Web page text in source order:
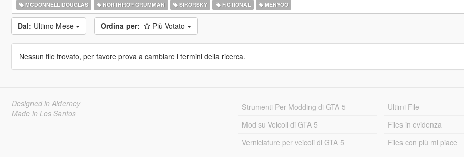
MCDONNELL DOUGLAS
NORTHROP GRUMMAN SIKORSKY FICTIONAL MENYOO
Dal: Ultimo Mese Ordina per: Più Votato
Nessun file trovato, per favore prova a cambiare i termini della ricerca.
Designed in Alderney
Made in Los Santos
Strumenti Per Modding di GTA 5
Mod su Veicoli di GTA 5
Verniciature per veicoli di GTA 5
Ultimi File
Files in evidenza
Files con più mi piace